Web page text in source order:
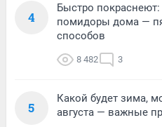
4
Быстро
помидоры дома —
способов
8 482 3
5
Какой будет зима,
августа — важные